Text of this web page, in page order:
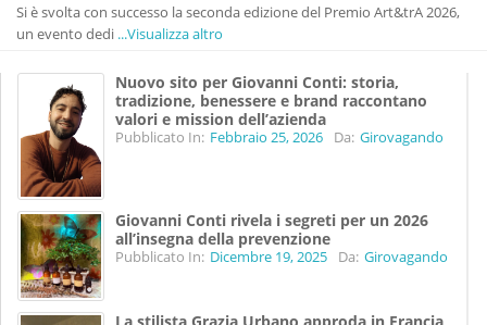
Si è svolta con successo la seconda edizione del Premio Art&trA 2026,
un evento dedi ...Visualizza altro
Nuovo sito per Giovanni Conti: storia,
tradizione, benessere e brand raccontano
valori e mission dell’azienda
Pubblicato In: Febbraio 25, 2026 Da: Girovagando
Giovanni Conti rivela i segreti per un 2026
all’insegna della prevenzione
Pubblicato In: Dicembre 19, 2025 Da: Girovagando